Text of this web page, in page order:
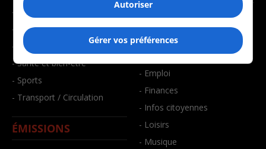
- Éducation
- Environnement
- Faits divers
- Santé et bien-être
- Sports
- Transport / Circulation
ÉMISSIONS
- Art de vivre
- Bien-être
- Emploi
- Finances
- Infos citoyennes
- Loisirs
- Musique
Autoriser
Gérer vos préférences